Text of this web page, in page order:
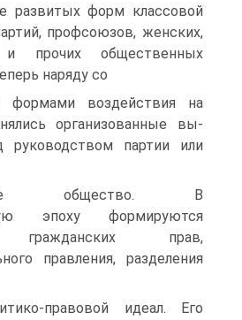
развитых форм классовой
профсоюзов, женских,
прочих общественных
наряду со
формами воздействия на
организованные вы­
руководством партии или
общество. В
эпоху формируются
гражданских прав,
правления, разделения
правовой идеал. Его